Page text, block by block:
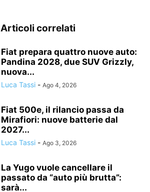
Articoli correlati
Fiat prepara quattro nuove auto:
Pandina 2028, due SUV Grizzly,
nuova...
Luca Tassi - Ago 4, 2026
Fiat 500e, il rilancio passa da
Mirafiori: nuove batterie dal
2027...
Luca Tassi - Ago 3, 2026
La Yugo vuole cancellare il
passato da “auto più brutta”:
sarà...